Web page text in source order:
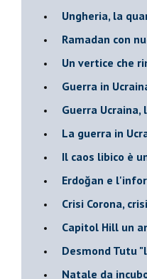
Ungheria, la
Ramadan con
Un vertice che
Guerra in
Guerra
La guerra in
​Il caos libico è
Erdoğan e
Crisi Corona,
Capitol Hill un
Desmond Tutu
Natale da